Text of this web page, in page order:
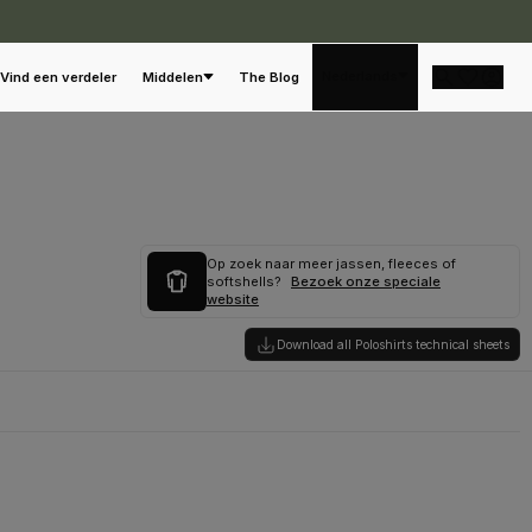
Vind een verdeler Middelen The Blog
Op zoek naar meer jassen, fleeces of
softshells?
Bezoek onze speciale
website
Download all Poloshirts technical sheets